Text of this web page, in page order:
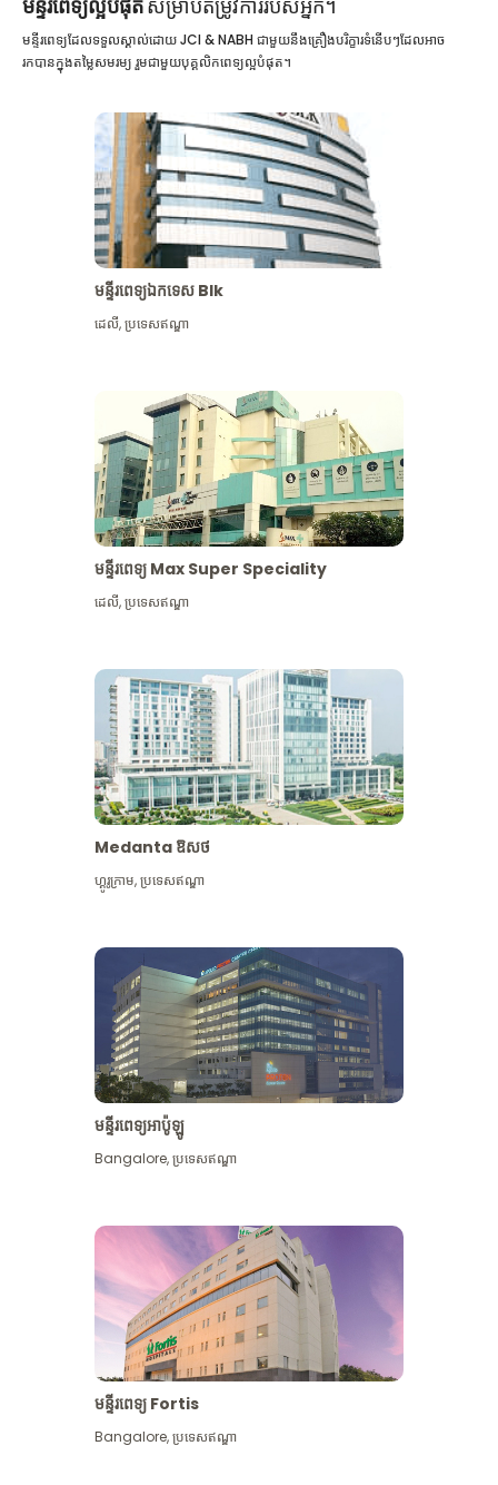
មន្ទីរពេទ្យល្អបំផុតសម្រាប់តម្រូវការរបស់អ្នក។
មើល​ច្រើន​ទៀត
មន្ទីរពេទ្យដែលទទួលស្គាល់ដោយ JCI & NABH ជាមួយនឹងគ្រឿងបរិក្ខារទំនើបៗដែលអាច
រកបានក្នុងតម្លៃសមរម្យ រួមជាមួយបុគ្គលិកពេទ្យល្អបំផុត។
មន្ទីរពេទ្យឯកទេស Blk
ដេលី,ប្រទេសឥណ្ឌា
មន្ទីរពេទ្យ Max Super Speciality
ដេលី,ប្រទេសឥណ្ឌា
Medanta ឱសថ
ហ្គូរូក្រាម,ប្រទេសឥណ្ឌា
មន្ទីរពេទ្យអាប៉ូឡូ
Bangalore,ប្រទេសឥណ្ឌា
មន្ទីរពេទ្យ Fortis
Bangalore,ប្រទេសឥណ្ឌា